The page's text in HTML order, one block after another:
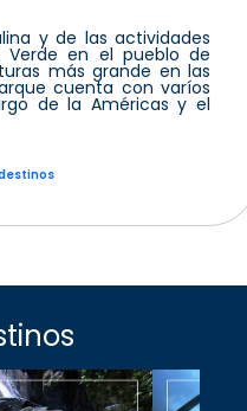
y de las actividades
Verde en el pueblo de
más grande en las
cuenta con varíos
de la Américas y el